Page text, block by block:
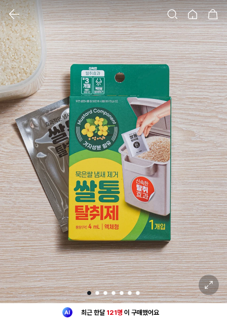
검색 홈 장바구니
클릭 시 이미지 확대 보기 팝업 열림
1 2 3 4 5 6 7
확대 보기
최근 한달 121명 이 구매했어요